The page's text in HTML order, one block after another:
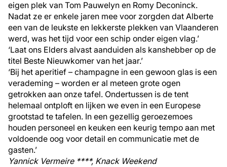
eigen plek van Tom Pauwelyn en Romy Deconinck.
Nadat ze er enkele jaren mee voor zorgden dat Alberte
een van de leukste en lekkerste plekken van Vlaanderen
werd, was het tijd voor een schip onder eigen vlag.’
‘Laat ons Elders alvast aanduiden als kanshebber op de
titel Beste Nieuwkomer van het jaar.’
‘Bij het aperitief – champagne in een gewoon glas is een
verademing – worden er al meteen grote ogen
getrokken aan onze tafel. Ondertussen is de tent
helemaal ontploft en lijken we even in een Europese
grootstad te tafelen. In een gezellig geroezemoes
houden personeel en keuken een keurig tempo aan met
voldoende oog voor detail en communicatie met de
gasten.’
Yannick Vermeire ****, Knack Weekend